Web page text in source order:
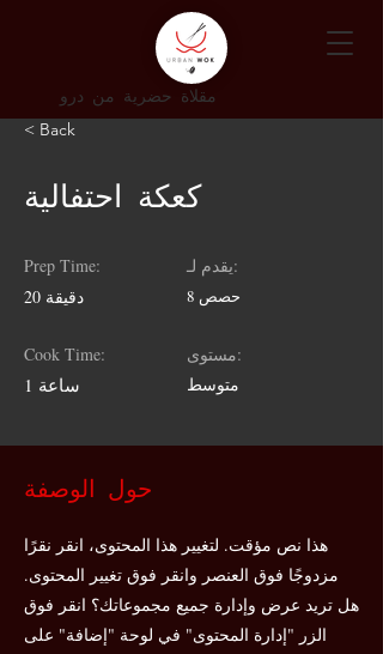
مقلاة حضرية من درو
< Back
كعكة احتفالية
Prep Time:
20 دقيقة
Cook Time:
1 ساعة
يقدم لـ:
8 حصص
مستوى:
متوسط
حول الوصفة
هذا نص مؤقت. لتغيير هذا المحتوى، انقر نقرًا
مزدوجًا فوق العنصر وانقر فوق تغيير المحتوى.
هل تريد عرض وإدارة جميع مجموعاتك؟ انقر فوق
الزر "إدارة المحتوى" في لوحة "إضافة" على